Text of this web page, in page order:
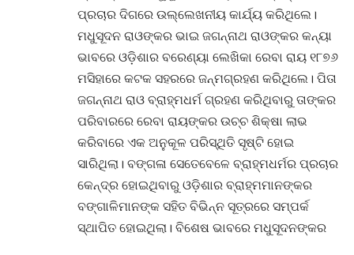
ପ୍ରଚାର ଦିଗରେ ଉଲ୍ଲେଖନୀୟ କାର୍ଯ୍ୟ କରିଥିଲେ।
ମଧୁସୂଦନ ରାଓଙ୍କର ଭାଇ ଜଗନ୍ନାଥ ରାଓଙ୍କର କନ୍ୟା
ଭାବରେ ଓଡ଼ିଶାର ବରେଣ୍ୟା ଲେଖିକା ରେବା ରାୟ ୧୮୭୬
ମସିହାରେ କଟକ ସହରରେ ଜନ୍ମଗ୍ରହଣ କରିଥିଲେ। ପିତା
ଜଗନ୍ନାଥ ରାଓ ବ୍ରାହ୍ମଧର୍ମ ଗ୍ରହଣ କରିଥିବାରୁ ତାଙ୍କର
ପରିବାରରେ ରେବା ରାୟଙ୍କର ଉଚ୍ଚ ଶିକ୍ଷା ଲାଭ
କରିବାରେ ଏକ ଅନୁକୂଳ ପରିସ୍ଥିତି ସୃଷ୍ଟି ହୋଇ
ସାରିଥିଲା। ବଙ୍ଗଳା ସେତେବେଳେ ବ୍ରାହ୍ମଧର୍ମର ପ୍ରଚାର
କେନ୍ଦ୍ର ହୋଇଥିବାରୁ ଓଡ଼ିଶାର ବ୍ରାହ୍ମମାନଙ୍କର
ବଙ୍ଗାଳିମାନଙ୍କ ସହିତ ବିଭିନ୍ନ ସୂତ୍ରରେ ସମ୍ପର୍କ
ସ୍ଥାପିତ ହୋଇଥିଲା। ବିଶେଷ ଭାବରେ ମଧୁସୂଦନଙ୍କର